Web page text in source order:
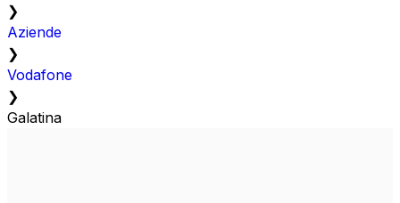
❯
Aziende
❯
Vodafone
❯
Galatina